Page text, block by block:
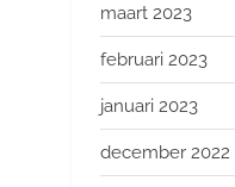
maart 2023
februari 2023
januari 2023
december 2022